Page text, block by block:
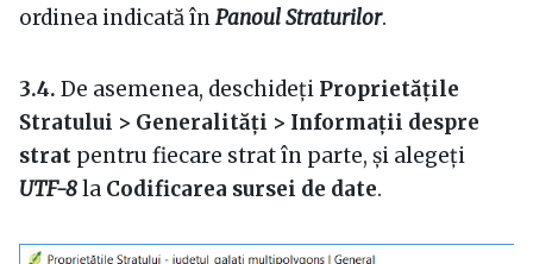
ordinea indicată înPanoul Straturilor.
3.4. De asemenea, deschideți Proprietățile
Stratului > Generalități > Informații despre
strat pentru fiecare strat în parte, și alegeți
UTF-8la Codificarea sursei de date.